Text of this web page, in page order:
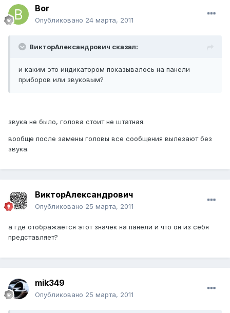
Bor
Опубликовано 24 марта, 2011
ВикторАлександрович сказал:
и каким это индикатором показывалось на панели
приборов или звуковым?
звука не было, голова стоит не штатная.
вообще после замены головы все сообщения вылезают без
звука.
ВикторАлександрович
Опубликовано 25 марта, 2011
а где отображается этот значек на панели и что он из себя
представляет?
mik349
Опубликовано 25 марта, 2011